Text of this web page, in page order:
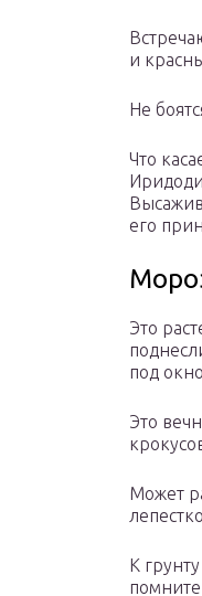
и
Не
Что
его
Это
под
Это
Может
К